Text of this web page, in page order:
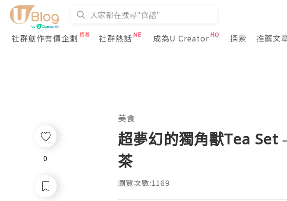
社群創作有價企劃
社群熱話 成為U Creator 探索 推薦文
0
美食
超夢幻的獨角獸Tea Set
茶
瀏覽次數:1169
0